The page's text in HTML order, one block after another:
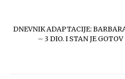
DNEVNIK ADAPTACIJE:
– 3 DIO. I STAN JE GOTOV